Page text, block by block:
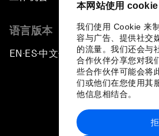
本网站使用 cookie
我们使用 Cookie 来
容与广告、提供社交
的流量。我们还会与
合作伙伴分享您对我
些合作伙伴可能会将
们或他们在您使用其
他信息相结合。
语言版本
EN ▪ES▪中文▪ 日本語